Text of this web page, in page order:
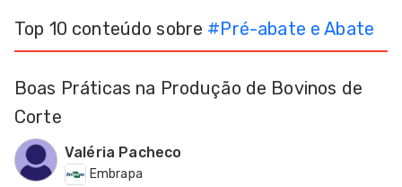
Top 10 conteúdo sobre #Pré-abate e Abate
Boas Práticas na Produção de Bovinos de
Corte
Valéria Pacheco
Embrapa